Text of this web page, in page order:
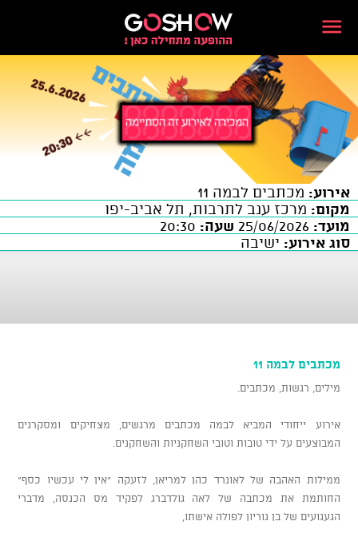
אירוע: מכתבים לבמה 11
מקום: מרכז ענב לתרבות, תל אביב-יפו
מועד:
שעה:
סוג אירוע: ישיבה
מכתבים לבמה 11
מילים, רגשות, מכתבים.
אירוע ייחודי המביא לבמה מכתבים מרגשים, מצחיקים ומסקרנים
המבוצעים על ידי טובות וטובי השחקניות והשחקנים.
ממילות האהבה של לאונרד כהן למריאן, לזעקה "אין לי עכשיו כסף"
החותמת את מכתבה של לאה גולדברג לפקיד מס הכנסה, מדברי
הגעגועים של בן גוריון לפולה אישתו,